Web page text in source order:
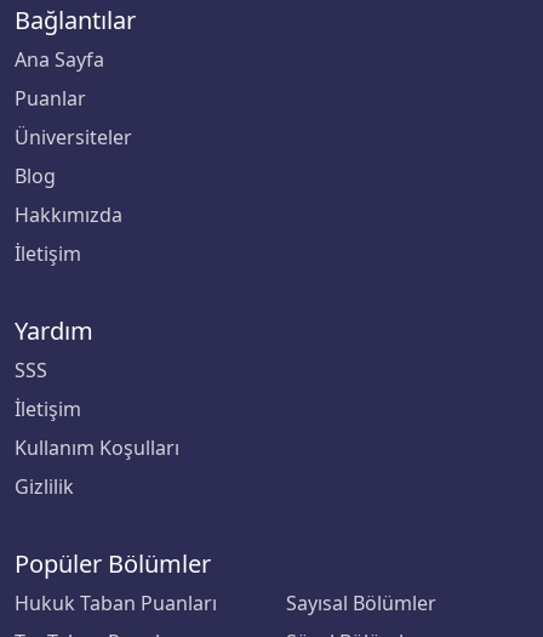
Çağ Üniversitesi
Çanakkale Onsekiz Mart Üniversitesi
Çankaya Üniversitesi
Çukurova Üniversitesi
Doğu Akdeniz Üniversitesi
Doğuş Üniversitesi
Dokuz Eylül Üniversitesi
Düzce Üniversitesi
Bağlantılar
Ana Sayfa
Puanlar
Üniversiteler
Blog
Hakkımızda
İletişim
Yardım
SSS
İletişim
Kullanım Koşulları
Gizlilik
Popüler Bölümler
Hukuk Taban Puanları
Sayısal Bölümler